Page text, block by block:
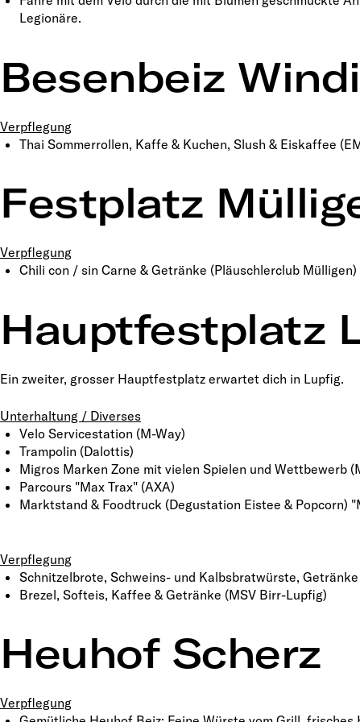
Legionäre.
Besenbeiz
Verpflegung
Thai Sommerrollen, Kaffe & Kuchen, Slush & Eiskaffee
Festplatz
Verpflegung
Chili con / sin Carne & Getränke (Pläuschlerclub Mülligen)
Hauptfestplatz
Ein zweiter, grosser Hauptfestplatz erwartet dich in Lupfig.
Unterhaltung / Diverses
Velo Servicestation (M-Way)
Trampolin (Dalottis)
Migros Marken Zone mit vielen Spielen und Wettbewerb
Parcours "Max Trax" (AXA)
Marktstand & Foodtruck (Degustation Eistee & Popcorn)
Verpflegung
Schnitzelbrote, Schweins- und Kalbsbratwürste,
Brezel, Softeis, Kaffee & Getränke (MSV Birr-Lupfig)
Heuhof Scherz
Verpflegung